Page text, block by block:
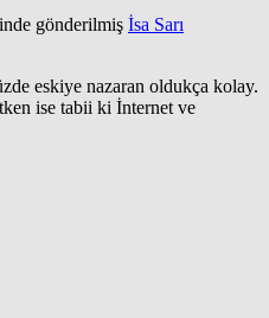
gönderilmiş İsa Sarı
eskiye nazaran oldukça kolay.
ise tabii ki İnternet ve